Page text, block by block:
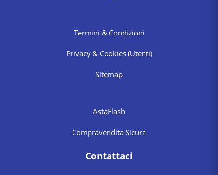
Termini & Condizioni
Privacy & Cookies (Utenti)
Sitemap
AstaFlash
Compravendita Sicura
Contattaci